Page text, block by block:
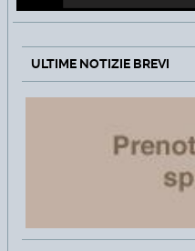
ULTIME NOTIZIE BREVI